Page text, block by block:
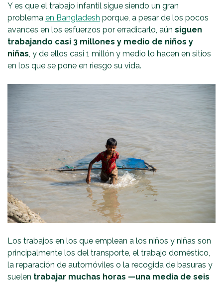
Y es que el trabajo infantil sigue siendo un gran
problema en Bangladesh porque, a pesar de los pocos
avances en los esfuerzos por erradicarlo, aún siguen
trabajando casi 3 millones y medio de niños y
niñas , y de ellos casi 1 millón y medio lo hacen en sitios
en los que se pone en riesgo su vida.
Los trabajos en los que emplean a los niños y niñas son
principalmente los del transporte, el trabajo doméstico,
la reparación de automóviles o la recogida de basuras y
suelen trabajar muchas horas —una media de seis